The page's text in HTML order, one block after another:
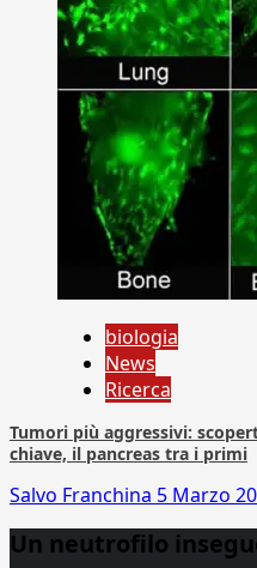
biologia
News
Ricerca
Tumori più aggressivi:
chiave, il pancreas tra i primi
Salvo Franchina 5 Marzo
Un neutrofilo